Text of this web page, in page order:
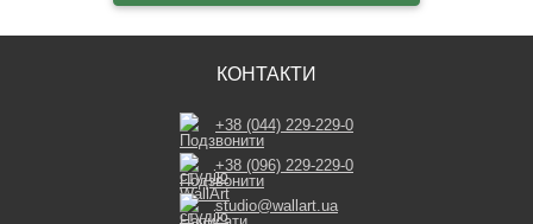
КОНТАКТИ
+38 (044) 229-229-0
+38 (096) 229-229-0
studio@wallart.ua